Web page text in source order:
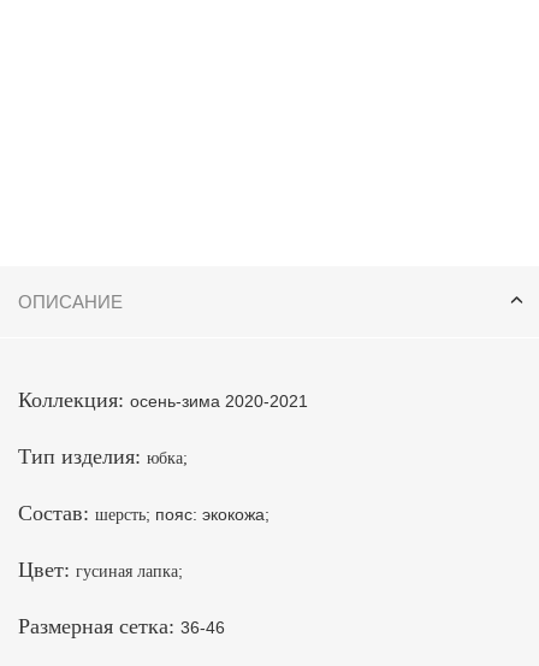
ОПИСАНИЕ
Коллекция: осень-зима 2020-2021
Тип изделия: юбка;
Состав: шерсть; пояс: экокожа;
Цвет: гусиная лапка;
Размерная сетка: 36-46